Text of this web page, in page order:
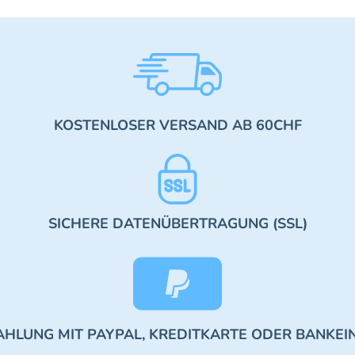
KOSTENLOSER VERSAND AB 60CHF
SICHERE DATENÜBERTRAGUNG (SSL)
MIT PAYPAL, KREDITKARTE ODER